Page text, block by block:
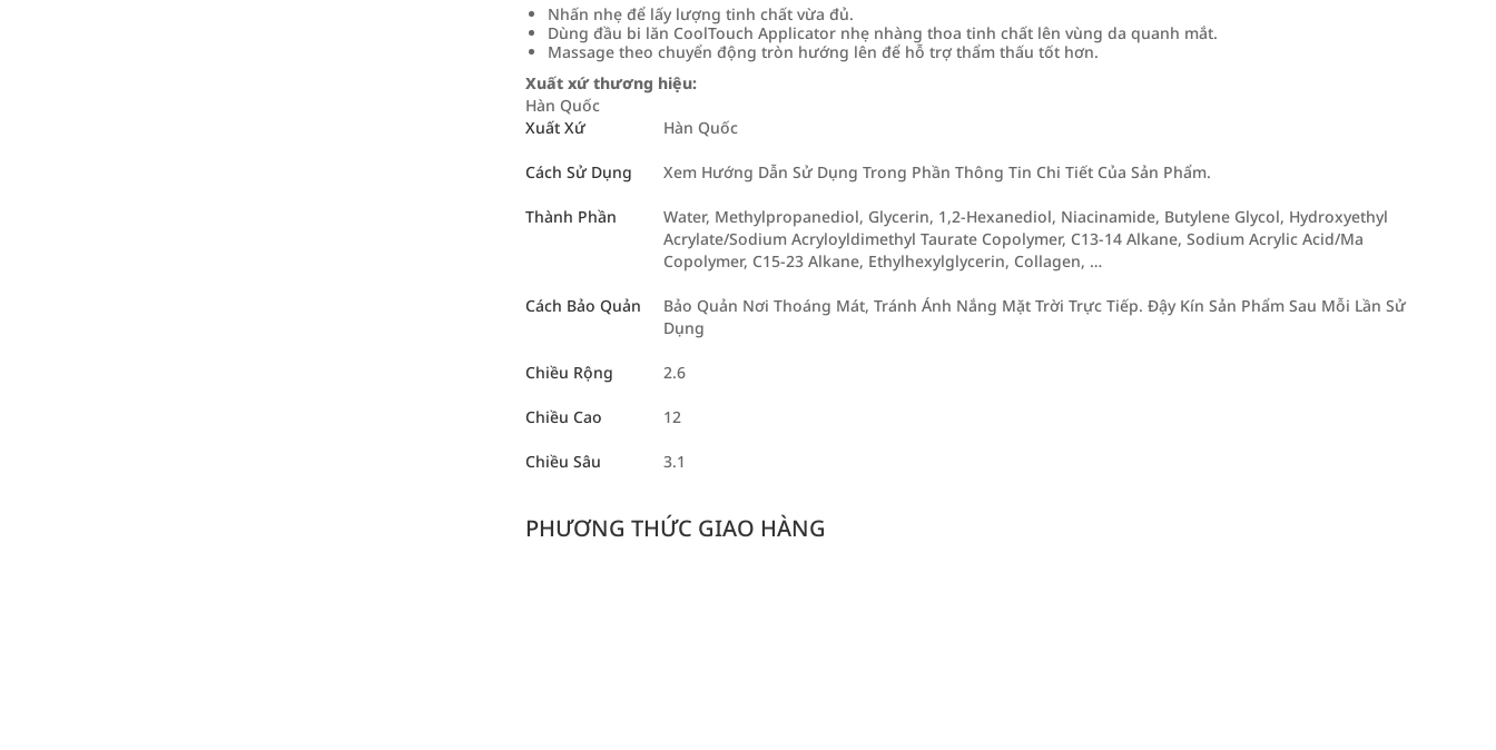
Nhấn nhẹ để lấy lượng tinh chất vừa đủ.
Dùng đầu bi lăn CoolTouch Applicator nhẹ nhàng thoa tinh chất lên vùng da quanh mắt.
Massage theo chuyển động tròn hướng lên để hỗ trợ thẩm thấu tốt hơn.
Xuất xứ thương hiệu:
Hàn Quốc
Xuất Xứ
Hàn Quốc
Cách Sử Dụng Xem Hướng Dẫn Sử Dụng Trong Phần Thông Tin Chi Tiết Của Sản Phẩm.
Thành Phần
Water, Methylpropanediol, Glycerin, 1,2-Hexanediol, Niacinamide, Butylene Glycol, Hydroxyethyl
Acrylate/Sodium Acryloyldimethyl Taurate Copolymer, C13-14 Alkane, Sodium Acrylic Acid/Ma
Copolymer, C15-23 Alkane, Ethylhexylglycerin, Collagen, …
Cách Bảo Quản
Bảo Quản Nơi Thoáng Mát, Tránh Ánh Nắng Mặt Trời Trực Tiếp. Đậy Kín Sản Phẩm Sau Mỗi Lần Sử
Dụng
Chiều Rộng 2.6
Chiều Cao 12
Chiều Sâu 3.1
PHƯƠNG THỨC GIAO HÀNG